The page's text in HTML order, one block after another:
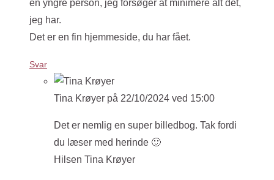
en yngre person, jeg forsøger at minimere alt det,
jeg har.
Det er en fin hjemmeside, du har fået.
Svar
Tina Krøyer på 22/10/2024 ved 15:00
Det er nemlig en super billedbog. Tak fordi
du læser med herinde 🙂
Hilsen Tina Krøyer